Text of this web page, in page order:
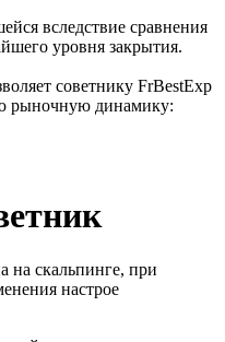
вследствие сравнения
уровня закрытия.
советнику FrBestExp
рыночную динамику:
на скальпинге, при
настрое